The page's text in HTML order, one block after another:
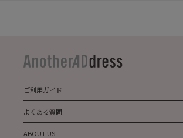
ご利用ガイド
よくある質問
ABOUT US